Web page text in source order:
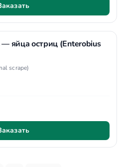
— яйца остриц (Enterobius
scrape)